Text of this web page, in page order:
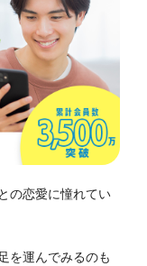
の恋愛に憧れてい
を運んでみるのも